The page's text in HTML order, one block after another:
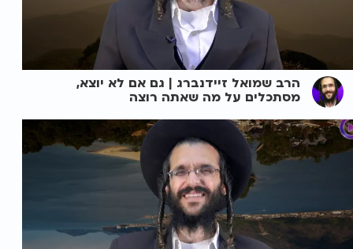
הרב שמואל זיידנברג | גם אם לא יוצא,
מסתכלים על מה שאתה רוצה